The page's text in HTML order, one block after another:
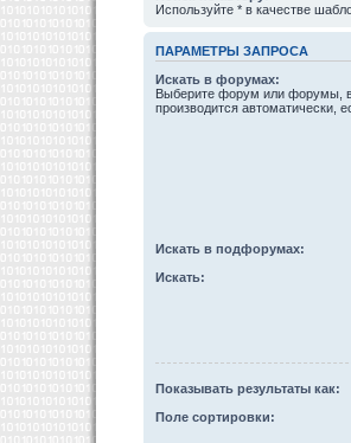
Используйте * в качестве
ПАРАМЕТРЫ ЗАПРОСА
Искать в форумах:
Выберите форум или форумы, в
производится автоматически,
Искать в подфорумах:
Искать:
Показывать результаты как:
Поле сортировки: